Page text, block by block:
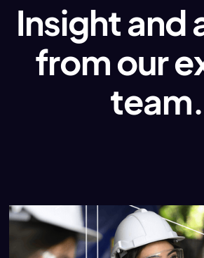
Insight and
from our
team.